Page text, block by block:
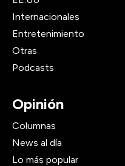
Internacionales
Entretenimiento
Otras
Podcasts
Opinión
Columnas
News al día
Lo más popular